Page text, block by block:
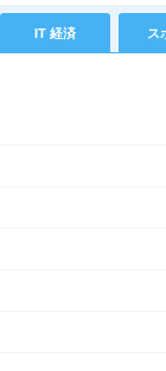
IT 経済 ス